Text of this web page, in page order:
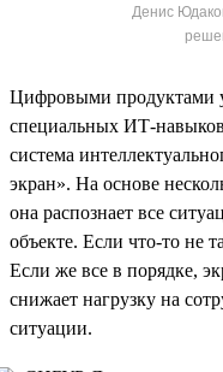
Денис
Цифровыми продуктами
специальных ИТ-
система
экран». На основе
она распознает все
объекте. Если что-то не
Если же все в порядке,
снижает нагрузку на
ситуации.